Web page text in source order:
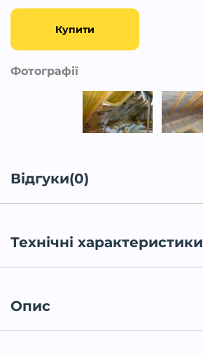
Купити
Фотографії
Відгуки(0)
Технічні характеристики
Опис